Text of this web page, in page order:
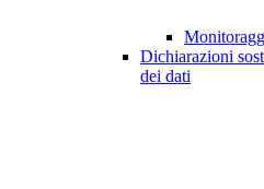
Dichiarazioni
dei dati